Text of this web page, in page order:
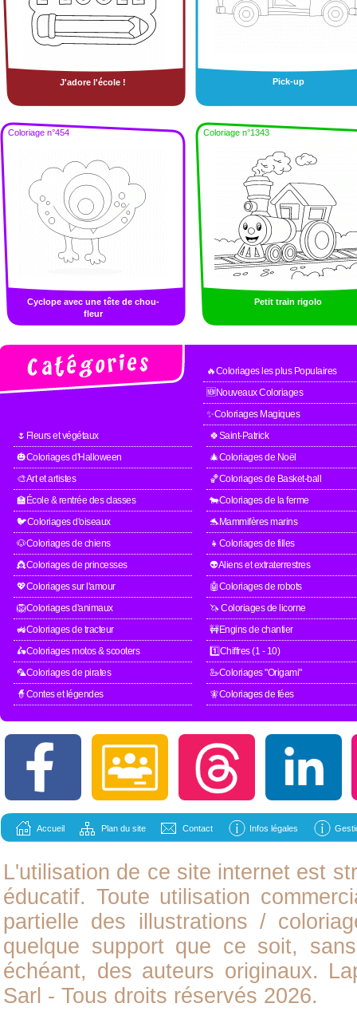
J'adore l'école ! Pick-up
Coloriage n°454
Cyclope avec une tête de chou-
fleur
Coloriage n°1343
Petit train rigolo
🔥Coloriages les plus Populaires
🆕Nouveaux Coloriages
✨Coloriages Magiques
🌷Fleurs et végétaux
🍀Saint-Patrick
🎃Coloriages d'Halloween
🎄Coloriages de Noël
🎨Art et artistes
🏀Coloriages de Basket-ball
🏫École & rentrée des classes
🐄Coloriages de la ferme
🐦Coloriages d'oiseaux
🐬Mammifères marins
🐶Coloriages de chiens
👧Coloriages de filles
👸Coloriages de princesses
👽Aliens et extraterrestres
💖Coloriages sur l'amour
🤖Coloriages de robots
🦁Coloriages d'animaux
🦄 Coloriages de licorne
🚜Coloriages de tracteur
🚧Engins de chantier
🛵Coloriages motos & scooters
1️⃣Chiffres (1 - 10)
🦜Coloriages de pirates
🦢Coloriages "Origami"
🧙Contes et légendes
🧚Coloriages de fées
Accueil Plan du site Contact Infos légales
L'utilisation de ce site internet est
éducatif. Toute utilisation
partielle des illustrations /
quelque support que ce soit,
échéant, des auteurs originaux.
Sarl - Tous droits réservés 2026.